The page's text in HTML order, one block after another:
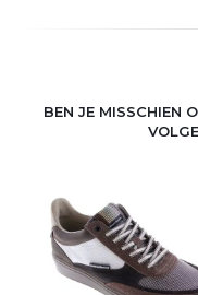
BEN JE MISSCHIEN